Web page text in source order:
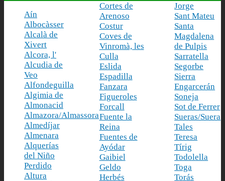
Aín
Albocàsser
Alcalà de
Xivert
Alcora, l'
Alcudia de
Veo
Alfondeguilla
Algimia de
Almonacid
Almazora/Almassora
Almedíjar
Almenara
Alquerías
del Niño
Perdido
Altura
Cortes de
Arenoso
Costur
Coves de
Vinromà, les
Culla
Eslida
Espadilla
Fanzara
Figueroles
Forcall
Fuente la
Reina
Fuentes de
Ayódar
Gaibiel
Geldo
Herbés
Jorge
Sant Mateu
Santa
Magdalena
de Pulpis
Sarratella
Segorbe
Sierra
Engarcerán
Soneja
Sot de Ferrer
Sueras/Suera
Tales
Teresa
Tírig
Todolella
Toga
Torás